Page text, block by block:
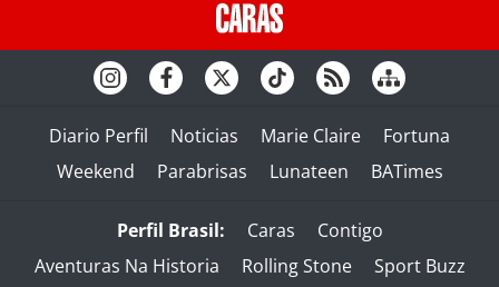
Diario Perfil Noticias Marie Claire
Fortuna
Weekend
Parabrisas Lunateen BATimes
Perfil Brasil: Caras
Contigo
Aventuras Na Historia
Rolling Stone Sport Buzz